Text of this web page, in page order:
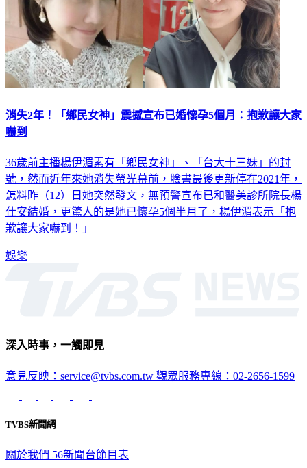
消失2年！「鄉民女神」震撼宣布已婚懷孕5個月：抱歉讓大家
嚇到
36歲前主播楊伊湄素有「鄉民女神」、「台大十三妹」的封
號，然而近年來她消失螢光幕前，臉書最後更新停在2021年，
怎料昨（12）日她突然發文，無預警宣布已和醫美診所院長楊
仕安結婚，更驚人的是她已懷孕5個半月了，楊伊湄表示「抱
歉讓大家嚇到！」
娛樂
深入時事，一觸即見
意見反映：service@tvbs.com.tw 觀眾服務專線：02-2656-1599
TVBS新聞網
關於我們 56新聞台節目表